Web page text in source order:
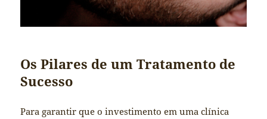
Os Pilares de um Tratamento de
Sucesso
Para garantir que o investimento em uma clínica